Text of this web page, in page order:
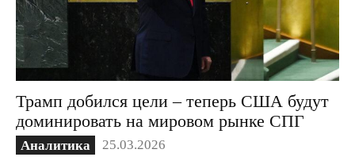
Трамп добился цели – теперь США будут
доминировать на мировом рынке СПГ
Аналитика 25.03.2026